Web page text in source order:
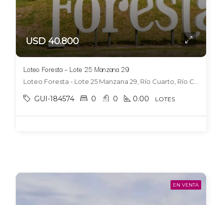
USD 40.800
Loteo Foresta – Lote 25 Manzana 29
GUI-184574 0 0 0.00 LOTES
EN VENTA